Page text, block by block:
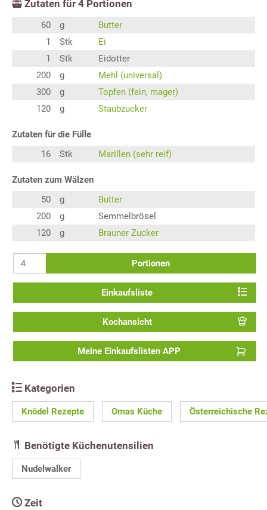
Zutaten für 4 Portionen
60 g
Butter
1
Stk
Ei
1
Stk
Eidotter
200
g
Mehl (universal)
300
g
Topfen (fein, mager)
120
g Staubzucker
Zutaten für die Fülle
16
Stk Marillen (sehr reif)
Zutaten zum Wälzen
50
g
Butter
200
g
Semmelbrösel
120
g Brauner Zucker
Portionen
Einkaufsliste
Kochansicht
Meine Einkaufslisten APP
Kategorien
Knödel Rezepte Omas Küche Österreichische
Benötigte Küchenutensilien
Nudelwalker
Zeit